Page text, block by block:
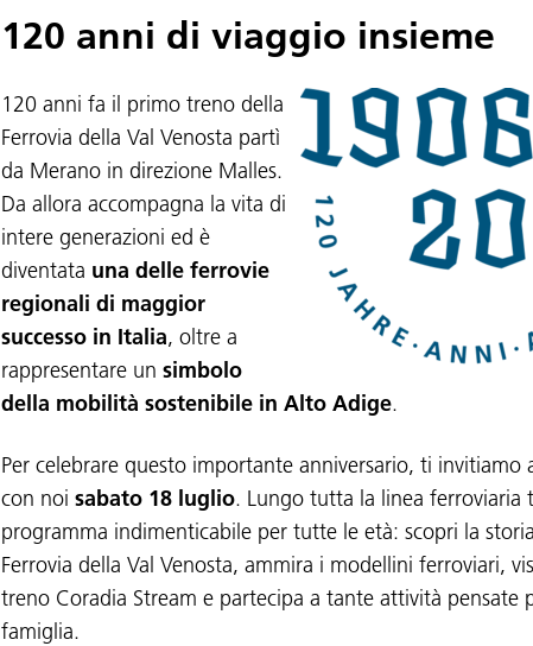
120 anni di viaggio insieme
120 anni fa il primo treno della
Ferrovia della Val Venosta partì
da Merano in direzione Malles.
Da allora accompagna la vita di
intere generazioni ed è
diventata una delle ferrovie
regionali di maggior
successo in Italia, oltre a
rappresentare un simbolo
della mobilità sostenibile in Alto Adige.
Per celebrare questo importante anniversario, ti invitiamo
con noi sabato 18 luglio. Lungo tutta la linea ferroviaria
programma indimenticabile per tutte le età: scopri la
Ferrovia della Val Venosta, ammira i modellini ferroviari,
treno Coradia Stream e partecipa a tante attività pensate
famiglia.